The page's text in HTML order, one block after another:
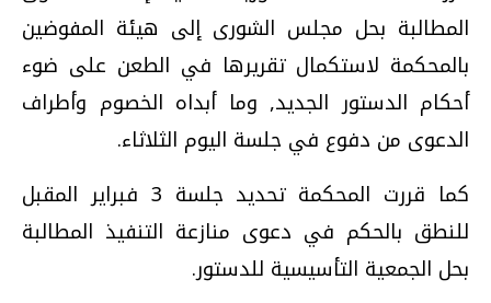
المطالبة بحل مجلس الشورى إلى هيئة المفوضين
بالمحكمة لاستكمال تقريرها في الطعن على ضوء
أحكام الدستور الجديد, وما أبداه الخصوم وأطراف
الدعوى من دفوع في جلسة اليوم الثلاثاء.
كما قررت المحكمة تحديد جلسة 3 فبراير المقبل
للنطق بالحكم في دعوى منازعة التنفيذ المطالبة
بحل الجمعية التأسيسية للدستور.